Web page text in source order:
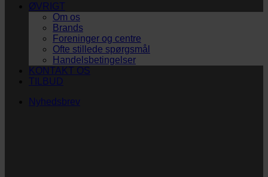
ØVRIGT
Om os
Brands
Foreninger og centre
Ofte stillede spørgsmål
Handelsbetingelser
KONTAKT OS
TILBUD
Nyhedsbrev